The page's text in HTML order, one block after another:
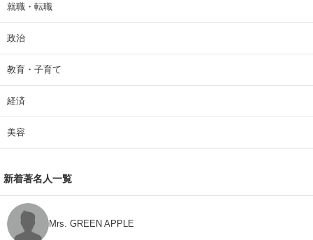
就職・転職
政治
教育・子育て
経済
美容
新着著名人一覧
Mrs. GREEN APPLE